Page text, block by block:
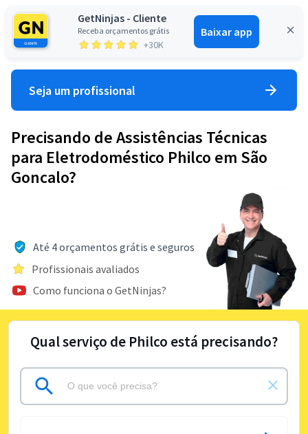
GetNinjas - Cliente
Receba orçamentos grátis
+30K
Baixar app
Entrar
Seja um profissional
Precisando de Assistências Técnicas
para Eletrodoméstico Philco em São
Goncalo?
Até 4 orçamentos grátis e seguros
Profissionais avaliados
Como funciona o GetNinjas?
Qual serviço de Philco está precisando?